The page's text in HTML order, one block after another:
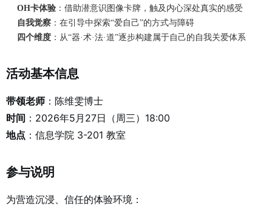
OH卡体验 ：借助潜意识图像卡牌，触及内心深处真实的感受
自我觉察 ：在引导中探索“爱自己”的方式与障碍
四个维度 ：从“器·术·法·道”逐步构建属于自己的自我关爱体系
活动基本信息
带领老师 ：陈维雯博士
时间 ：2026年5月27日（周三）18:00
地点 ：信息学院 3-201 教室
参与说明
为营造沉浸、信任的体验环境：